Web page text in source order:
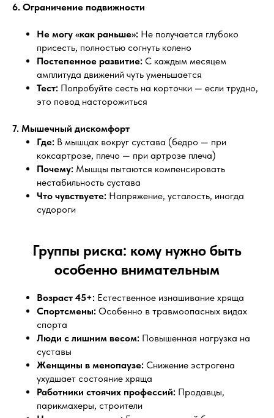
6. Ограничение подвижности
Не могу «как раньше»: Не получается глубоко
присесть, полностью согнуть колено
Постепенное развитие: С каждым месяцем
амплитуда движений чуть уменьшается
Тест: Попробуйте сесть на корточки — если трудно,
это повод насторожиться
7. Мышечный дискомфорт
Где: В мышцах вокруг сустава (бедро — при
коксартрозе, плечо — при артрозе плеча)
Почему: Мышцы пытаются компенсировать
нестабильность сустава
Что чувствуете: Напряжение, усталость, иногда
судороги
Группы риска: кому нужно быть
особенно внимательным
Возраст 45+: Естественное изнашивание хряща
Спортсмены: Особенно в травмоопасных видах
спорта
Люди с лишним весом: Повышенная нагрузка на
суставы
Женщины в менопаузе: Снижение эстрогена
ухудшает состояние хряща
Работники стоячих профессий: Продавцы,
парикмахеры, строители